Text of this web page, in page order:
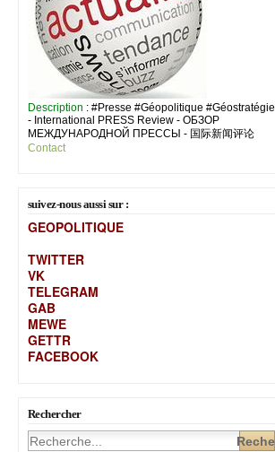
Description : #Presse #Géopolitique #Géostratégie
- International PRESS Review - ОБЗОР
МЕЖДУНАРОДНОЙ ПРЕССЫ - 国际新闻评论
Contact
suivez-nous aussi sur :
GEOPOLITIQUE
TWITTER
VK
TELEGRAM
GAB
MEWE
GETTR
FACEBOOK
Rechercher